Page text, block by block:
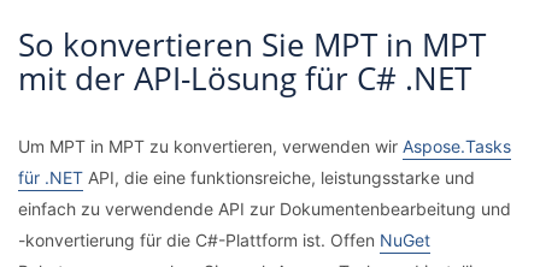
So konvertieren Sie MPT in MPT
mit der API-Lösung für C# .NET
Um MPT in MPT zu konvertieren, verwenden wir Aspose.Tasks
für .NET API, die eine funktionsreiche, leistungsstarke und
einfach zu verwendende API zur Dokumentenbearbeitung und
-konvertierung für die C#-Plattform ist. Offen NuGet